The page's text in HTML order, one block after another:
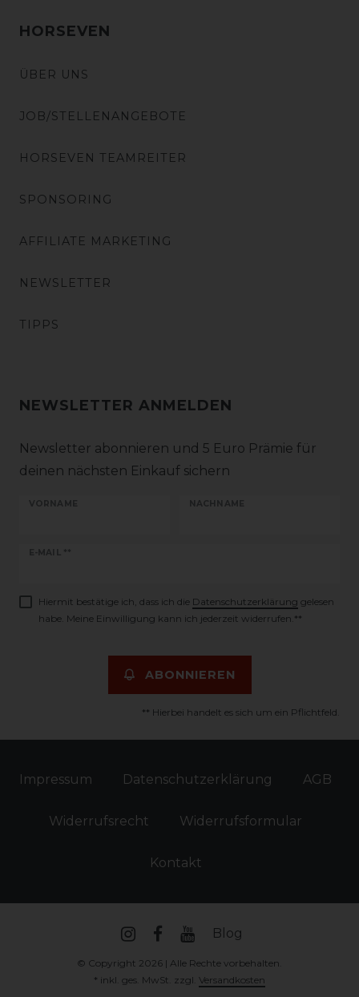
HORSEVEN
ÜBER UNS
JOB/STELLENANGEBOTE
HORSEVEN TEAMREITER
SPONSORING
AFFILIATE MARKETING
NEWSLETTER
TIPPS
NEWSLETTER ANMELDEN
Newsletter abonnieren und 5 Euro Prämie für
deinen nächsten Einkauf sichern
VORNAME NACHNAME
E-MAIL **
Newsletter
Hiermit bestätige ich, dass ich die Daten­schutz­erklärung gelesen
habe. Meine Einwilligung kann ich jederzeit widerrufen.**
ABONNIEREN
** Hierbei handelt es sich um ein Pflichtfeld.
Impressum Daten­schutz­erklärung AGB
Widerrufs­recht Widerrufs­formular
Kontakt
Blog
© Copyright 2026 | Alle Rechte vorbehalten.
* inkl. ges. MwSt. zzgl. Versandkosten